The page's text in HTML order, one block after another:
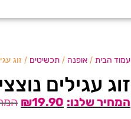
עמוד הבית / אופנה / תכשיטים / זוג
זוג עגילים
₪19.90